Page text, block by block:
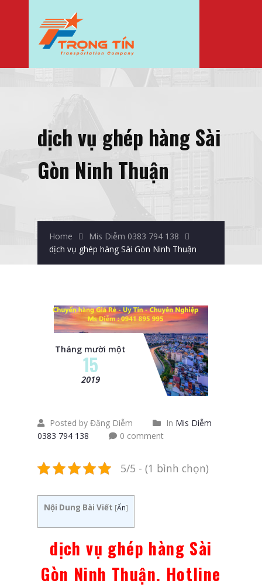
dịch vụ ghép hàng Sài
Gòn Ninh Thuận
Home
Mis Diễm 0383 794 138
dịch vụ ghép hàng Sài Gòn Ninh Thuận
Tháng mười một
15
2019
Posted by Đặng Diễm In Mis Diễm
0383 794 138
0 comment
5/5 - (1 bình chọn)
Nội Dung Bài Viết [Ẩn]
dịch vụ ghép hàng Sài
Gòn Ninh Thuận. Hotline